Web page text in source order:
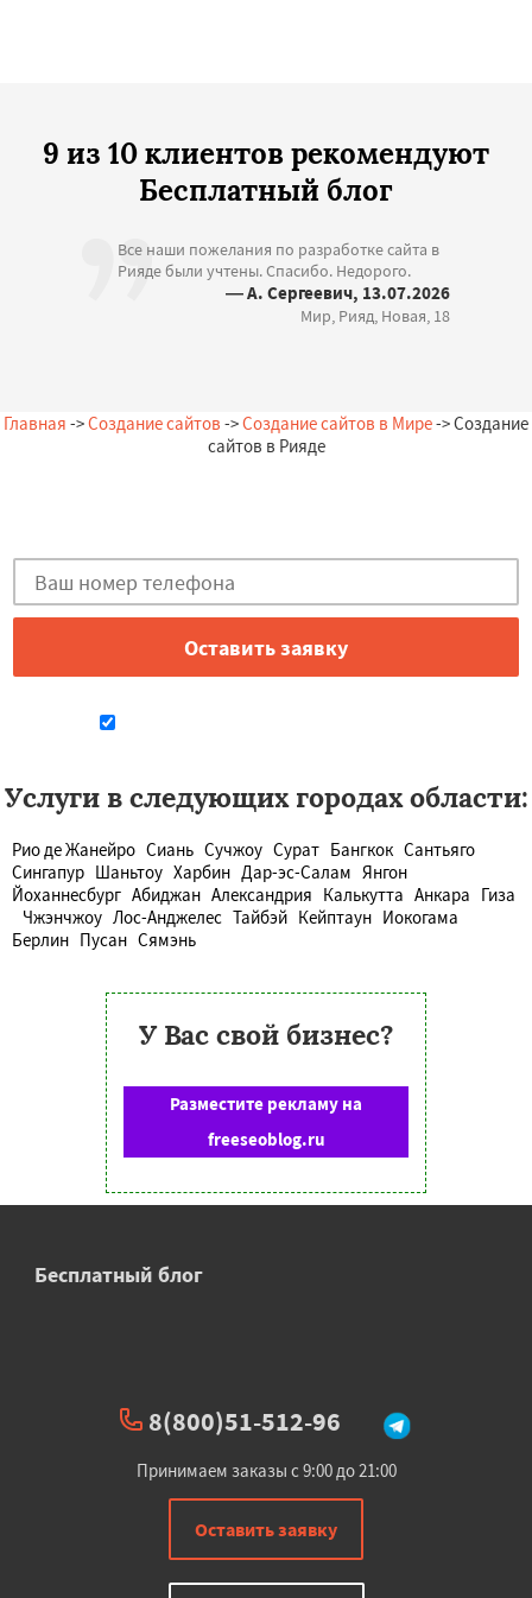
9 из 10 клиентов рекомендуют
Бесплатный блог
Все наши пожелания по разработке сайта в
Рияде были учтены. Спасибо. Недорого.
— А. Сергеевич, 13.07.2026
Мир, Рияд, Новая, 18
Главная ->Создание сайтов ->Создание сайтов в Мире-> Создание
сайтов в Рияде
Услуги в следующих городах области:
Рио де Жанейро Сиань Сучжоу Сурат Бангкок Сантьяго
Сингапур Шаньтоу Харбин Дар-эс-Салам Янгон
Йоханнесбург Абиджан Александрия Калькутта Анкара Гиза
Чжэнчжоу Лос-Анджелес Тайбэй Кейптаун Иокогама
Берлин Пусан Сямэнь
У Вас свой бизнес?
Разместите рекламу на
freeseoblog.ru
Бесплатный блог
8(800)51-512-96
Принимаем заказы с 9:00 до 21:00
Оставить заявку